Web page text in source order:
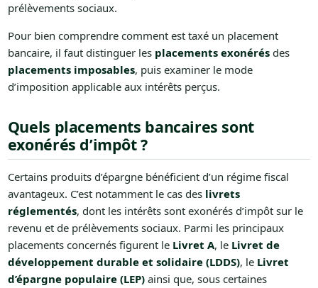
prélèvements sociaux.
Pour bien comprendre comment est taxé un placement
bancaire, il faut distinguer les placements exonérésdes
placements imposables, puis examiner le mode
d’imposition applicable aux intérêts perçus.
Quels placements bancaires sont
exonérés d’impôt ?
Certains produits d’épargne bénéficient d’un régime fiscal
avantageux. C’est notamment le cas des livrets
réglementés, dont les intérêts sont exonérés d’impôt sur le
revenu et de prélèvements sociaux. Parmi les principaux
placements concernés figurent le Livret A, le Livret de
développement durable et solidaire (LDDS), le Livret
d’épargne populaire (LEP)ainsi que, sous certaines